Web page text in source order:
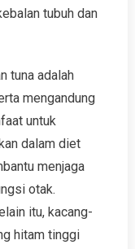
tubuh dan
tuna adalah
mengandung
untuk
dalam diet
menjaga
otak.
itu, kacang-
hitam tinggi